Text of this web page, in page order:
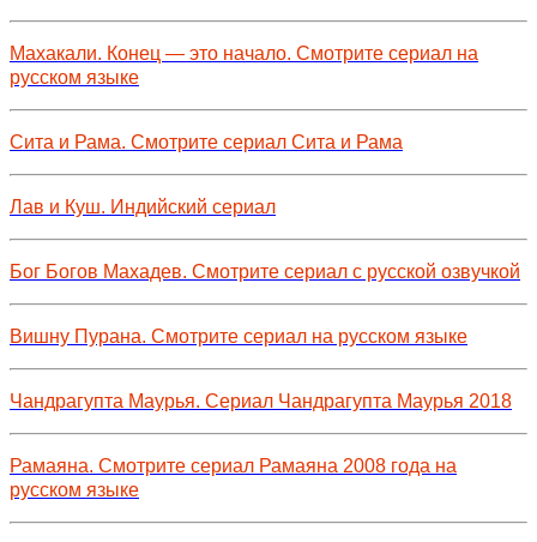
Махакали. Конец — это начало. Смотрите сериал на
русском языке
Сита и Рама. Смотрите сериал Сита и Рама
Лав и Куш. Индийский сериал
Бог Богов Махадев. Смотрите сериал с русской озвучкой
Вишну Пурана. Смотрите сериал на русском языке
Чандрагупта Маурья. Сериал Чандрагупта Маурья 2018
Рамаяна. Смотрите сериал Рамаяна 2008 года на
русском языке